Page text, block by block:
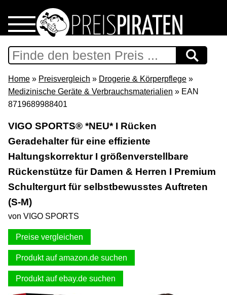
Home
Download
Preispiraten auf Facebook
Support & Newsletter
Presse
Datenschutz
Impressum
Home » Preisvergleich » Drogerie & Körperpflege »
Medizinische Geräte & Verbrauchsmaterialien » EAN
8719689988401
VIGO SPORTS® *NEU* I Rücken
Geradehalter für eine effiziente
Haltungskorrektur I größenverstellbare
Rückenstütze für Damen & Herren I Premium
Schultergurt für selbstbewusstes Auftreten
(S-M)
von VIGO SPORTS
Preise vergleichen
Produkt auf amazon.de suchen
Produkt auf ebay.de suchen